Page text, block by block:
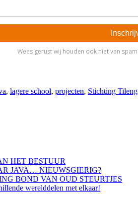
, lagere school, projecten, Stichting Tileng
HET BESTUUR
JAVA… NIEUWSGIERIG?
BOND VAN OUD STEURTJES
werelddelen met elkaar!